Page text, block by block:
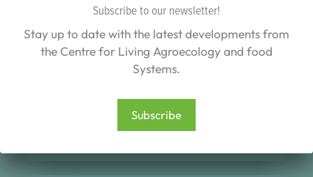
Subscribe to our newsletter!
Stay up to date with the latest developments from
the Centre for Living Agroecology and food
Systems.
Subscribe
FISHMIX – Définition de nouveaux
assemblages de poissons d’étang
adaptés au contexte de changement
climatique [2023 – 2026]